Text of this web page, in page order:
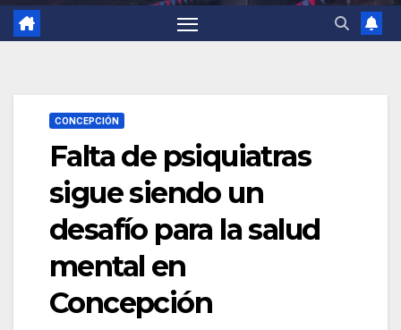
CONCEPCIÓN
Falta de psiquiatras
sigue siendo un
desafío para la salud
mental en
Concepción